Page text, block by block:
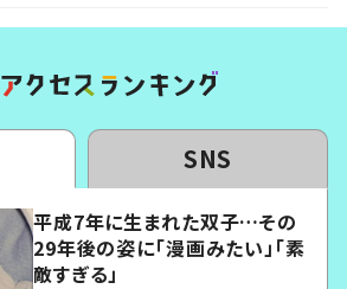
SNS
平成7年に生まれた双子…その
29年後の姿に「漫画みたい」「素
敵すぎる」